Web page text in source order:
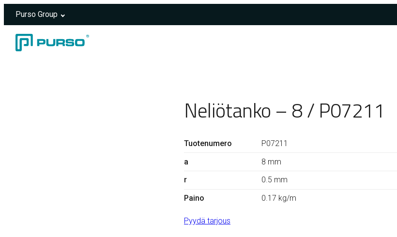
Purso Group
Neliötanko – 8 / P07211
Tuotenumero
P07211
a
8 mm
r
0.5 mm
Paino
0.17 kg/m
Pyydä tarjous